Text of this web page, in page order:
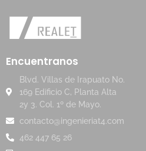
Encuentranos
Blvd. Villas de Irapuato No.
169 Edificio C, Planta Alta
2y 3. Col. 1º de Mayo.
contacto@ingenieriat4.com
462 447 65 26